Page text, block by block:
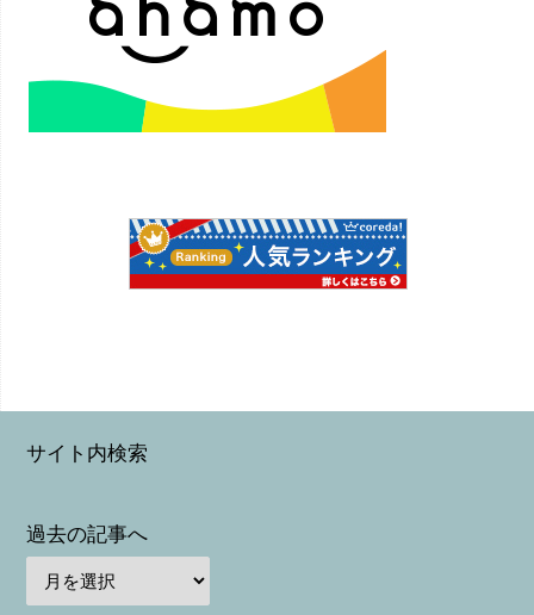
サイト内検索
過去の記事へ